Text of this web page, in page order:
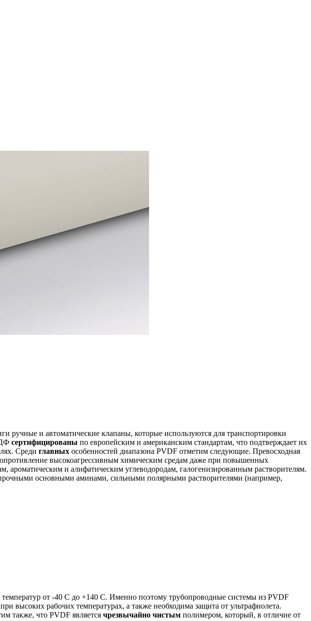
ручные и автоматические клапаны, которые используются для транспортировки
сертифицированы по европейским и американским стандартам, что подтверждает их
Среди главных особенностей диапазона PVDF отметим следующие. Превосходная
высокоагрессивным химическим средам даже при повышенных
и алифатическим углеводородам, галогенизированным растворителям.
прочными основными аминами, сильными полярными растворителями (например,
от -40 C до +140 C. Именно поэтому трубопроводные системы из PVDF
высоких рабочих температурах, а также необходима защита от ультрафиолета.
также, что PVDF является чрезвычайно чистым полимером, который, в отличие от